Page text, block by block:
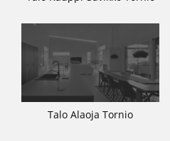
Talo Alaoja Tornio